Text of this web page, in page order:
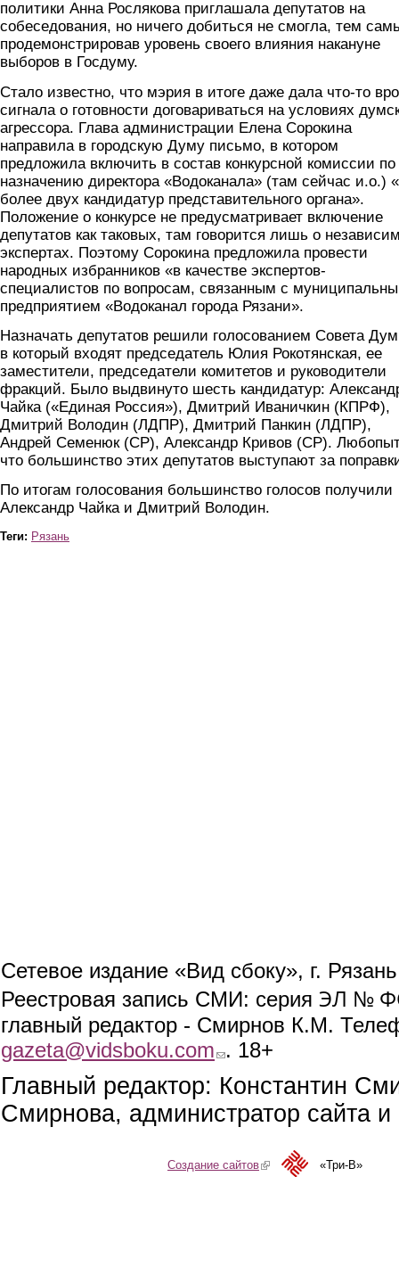
политики Анна Рослякова приглашала депутатов на
собеседования, но ничего добиться не смогла, тем
продемонстрировав уровень своего влияния накануне
выборов в Госдуму.
Стало известно, что мэрия в итоге даже дала что-то
сигнала о готовности договариваться на условиях
агрессора. Глава администрации Елена Сорокина
направила в городскую Думу письмо, в котором
предложила включить в состав конкурсной комиссии по
назначению директора «Водоканала» (там сейчас и.о.)
более двух кандидатур представительного органа».
Положение о конкурсе не предусматривает включение
депутатов как таковых, там говорится лишь о
экспертах. Поэтому Сорокина предложила провести
народных избранников «в качестве экспертов-
специалистов по вопросам, связанным с
предприятием «Водоканал города Рязани».
Назначать депутатов решили голосованием Совета
в который входят председатель Юлия Рокотянская, ее
заместители, председатели комитетов и руководители
фракций. Было выдвинуто шесть кандидатур:
Чайка («Единая Россия»), Дмитрий Иваничкин (КПРФ),
Дмитрий Володин (ЛДПР), Дмитрий Панкин (ЛДПР),
Андрей Семенюк (СР), Александр Кривов (СР).
что большинство этих депутатов выступают за
По итогам голосования большинство голосов получили
Александр Чайка и Дмитрий Володин.
Теги: Рязань
Сетевое издание «Вид сбоку», г.
Реестровая запись СМИ: серия ЭЛ №
главный редактор - Смирнов К.М.
gazeta@vidsboku.com (link sends e-mail)
. 18+
Главный редактор: Константин
Смирнова, администратор сайта
Создание сайтов(link is external)«Три-В»